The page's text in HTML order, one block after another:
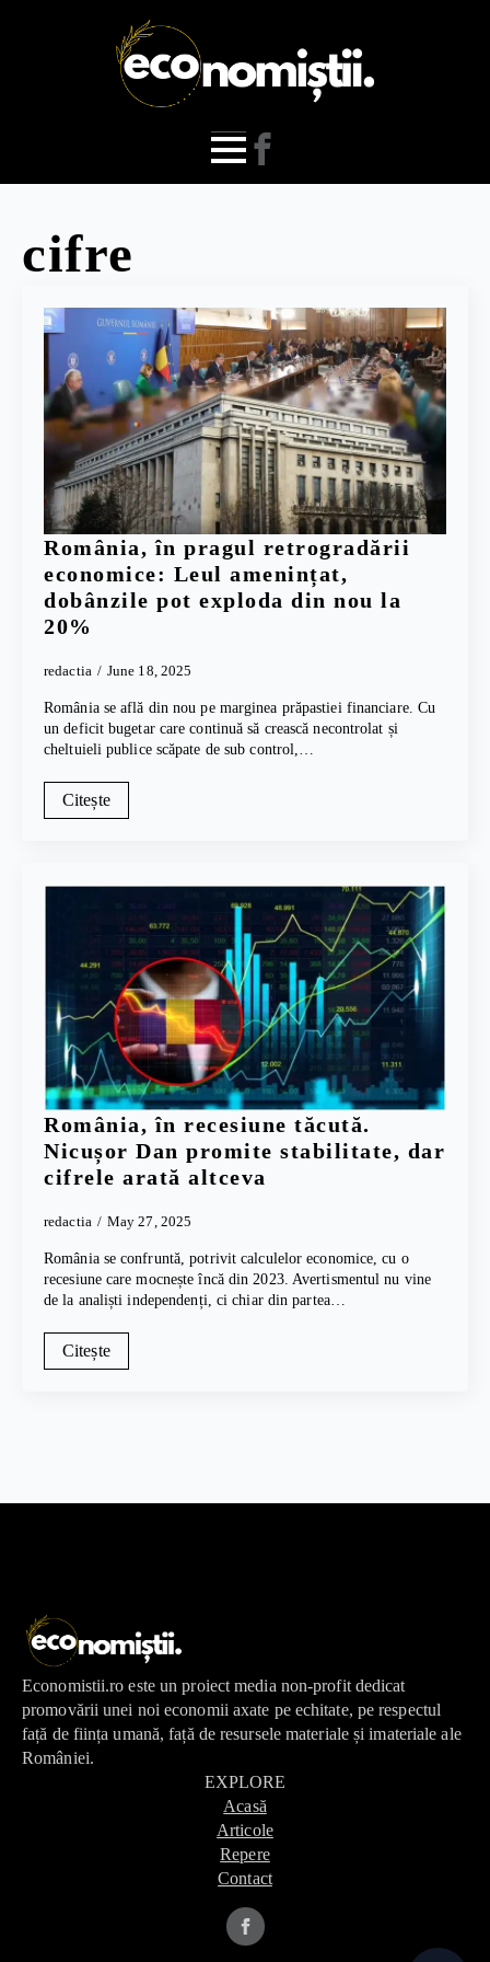
cifre
România, în pragul retrogradării
economice: Leul amenințat,
dobânzile pot exploda din nou la
20%
redactia June 18, 2025
România se află din nou pe marginea prăpastiei financiare. Cu
un deficit bugetar care continuă să crească necontrolat și
cheltuieli publice scăpate de sub control,…
Citește
România, în recesiune tăcută.
Nicușor Dan promite stabilitate, dar
cifrele arată altceva
redactia May 27, 2025
România se confruntă, potrivit calculelor economice, cu o
recesiune care mocnește încă din 2023. Avertismentul nu vine
de la analiști independenți, ci chiar din partea…
Citește
Economistii.ro este un proiect media non-profit dedicat
promovării unei noi economii axate pe echitate, pe respectul
față de ființa umană, față de resursele materiale și imateriale ale
României.
EXPLORE
Acasă
Articole
Repere
Contact